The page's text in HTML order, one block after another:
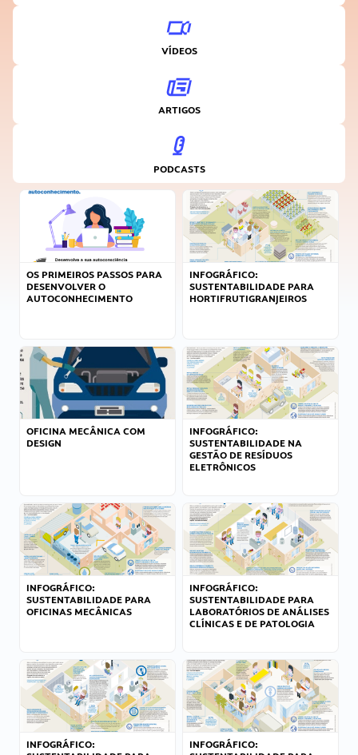
VÍDEOS
ARTIGOS
PODCASTS
OS PRIMEIROS PASSOS PARA
DESENVOLVER O
AUTOCONHECIMENTO
INFOGRÁFICO:
SUSTENTABILIDADE PARA
HORTIFRUTIGRANJEIROS
OFICINA MECÂNICA COM
DESIGN
INFOGRÁFICO:
SUSTENTABILIDADE NA
GESTÃO DE RESÍDUOS
ELETRÔNICOS
INFOGRÁFICO:
SUSTENTABILIDADE PARA
OFICINAS MECÂNICAS
INFOGRÁFICO:
SUSTENTABILIDADE PARA
LABORATÓRIOS DE ANÁLISES
CLÍNICAS E DE PATOLOGIA
INFOGRÁFICO:
INFOGRÁFICO: